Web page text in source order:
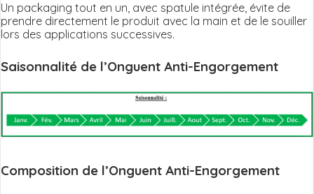
Un packaging tout en un, avec spatule intégrée, évite de
prendre directement le produit avec la main et de le souiller
lors des applications successives.
Saisonnalité de l’Onguent Anti-Engorgement
Composition de l’Onguent Anti-Engorgement